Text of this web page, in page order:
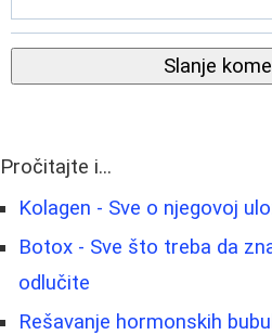
Slanje
Pročitajte i...
Kolagen - Sve o njegovoj
Botox - Sve što treba da
odlučite
Rešavanje hormonskih